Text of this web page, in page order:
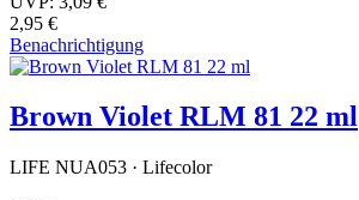
2,95 €
Benachrichtigung
Brown Violet RLM 81 22 ml
LIFE NUA053 · Lifecolor